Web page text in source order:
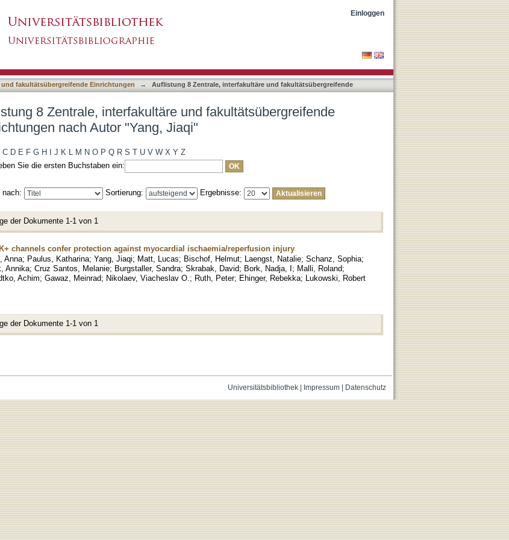
und fakultätsübergreifende Einrichtungen nach Autor "Yang,
Einloggen
fakultätsübergreifende Einrichtungen →
Auflistung 8 Zentrale, interfakultäre und fakultätsübergreifende
8 Zentrale, interfakultäre und fakultätsübergreifende
nach Autor "Yang, Jiaqi"
C D E F G H J K L M N O P Q R S T U V W X Y Z
Sie die ersten Buchstaben ein:
nach: Sortierung: Ergebnisse:
der Dokumente 1-1 von 1
channels confer protection against myocardial ischaemia/reperfusion injury
Anna; Paulus, Katharina; Yang, Jiaqi; Matt, Lucas; Bischof, Helmut; Laengst, Natalie; Schanz, Sophia;
Annika; Cruz Santos, Melanie; Burgstaller, Sandra; Skrabak, David; Bork, Nadja, I; Malli, Roland;
Achim; Gawaz, Meinrad; Nikolaev, Viacheslav O. ; Ruth, Peter; Ehinger, Rebekka; Lukowski, Robert
der Dokumente 1-1 von 1
Universitätsbibliothek| Impressum| Datenschutz